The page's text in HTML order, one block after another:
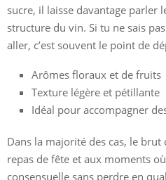
sucre, il laisse davantage parler
structure du vin. Si tu ne sais
aller, c’est souvent le point de
Arômes floraux et de fruits
Texture légère et pétillante
Idéal pour accompagner
Dans la majorité des cas, le
repas de fête et aux moments
consensuelle sans perdre en